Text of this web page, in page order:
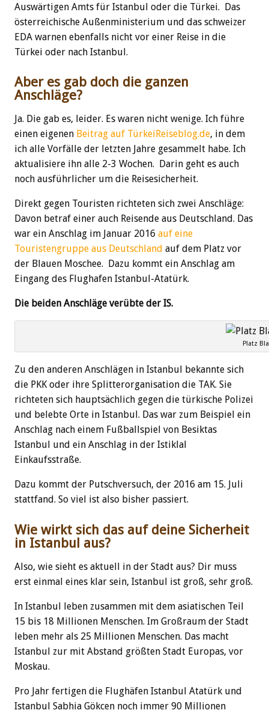
Auswärtigen Amts für Istanbul oder die Türkei. Das
österreichische Außenministerium und das schweizer
EDA warnen ebenfalls nicht vor einer Reise in die
Türkei oder nach Istanbul.
Aber es gab doch die ganzen
Anschläge?
Ja. Die gab es, leider. Es waren nicht wenige. Ich führe
einen eigenen Beitrag auf TürkeiReiseblog.de, in dem
ich alle Vorfälle der letzten Jahre gesammelt habe. Ich
aktualisiere ihn alle 2-3 Wochen. Darin geht es auch
noch ausführlicher um die Reisesicherheit.
Direkt gegen Touristen richteten sich zwei Anschläge:
Davon betraf einer auch Reisende aus Deutschland. Das
war ein Anschlag im Januar 2016 auf eine
Touristengruppe aus Deutschland auf dem Platz vor
der Blauen Moschee. Dazu kommt ein Anschlag am
Eingang des Flughafen Istanbul-Atatürk.
Die beiden Anschläge verübte der IS.
Platz
Zu den anderen Anschlägen in Istanbul bekannte sich
die PKK oder ihre Splitterorganisation die TAK. Sie
richteten sich hauptsächlich gegen die türkische Polizei
und belebte Orte in Istanbul. Das war zum Beispiel ein
Anschlag nach einem Fußballspiel von Besiktas
Istanbul und ein Anschlag in der Istiklal
Einkaufsstraße.
Dazu kommt der Putschversuch, der 2016 am 15. Juli
stattfand. So viel ist also bisher passiert.
Wie wirkt sich das auf deine Sicherheit
in Istanbul aus?
Also, wie sieht es aktuell in der Stadt aus? Dir muss
erst einmal eines klar sein, Istanbul ist groß, sehr groß.
In Istanbul leben zusammen mit dem asiatischen Teil
15 bis 18 Millionen Menschen. Im Großraum der Stadt
leben mehr als 25 Millionen Menschen. Das macht
Istanbul zur mit Abstand größten Stadt Europas, vor
Moskau.
Pro Jahr fertigen die Flughäfen Istanbul Atatürk und
Istanbul Sabhia Gökcen noch immer 90 Millionen